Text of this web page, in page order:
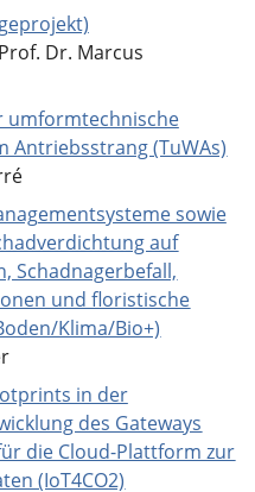
Dr. Marcus
umformtechnische
Antriebsstrang (TuWAs)
sowie
auf
Schadnagerbefall,
und floristische
Klima/Bio+)
in der
des Gateways
die Cloud-Plattform zur
(IoT4CO2)